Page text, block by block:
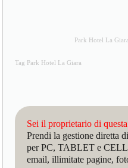
Park Hotel La
Tag Park Hotel La Giara
Sei il proprietario di
Prendi la gestione diretta
per PC, TABLET e
email, illimitate pagine,